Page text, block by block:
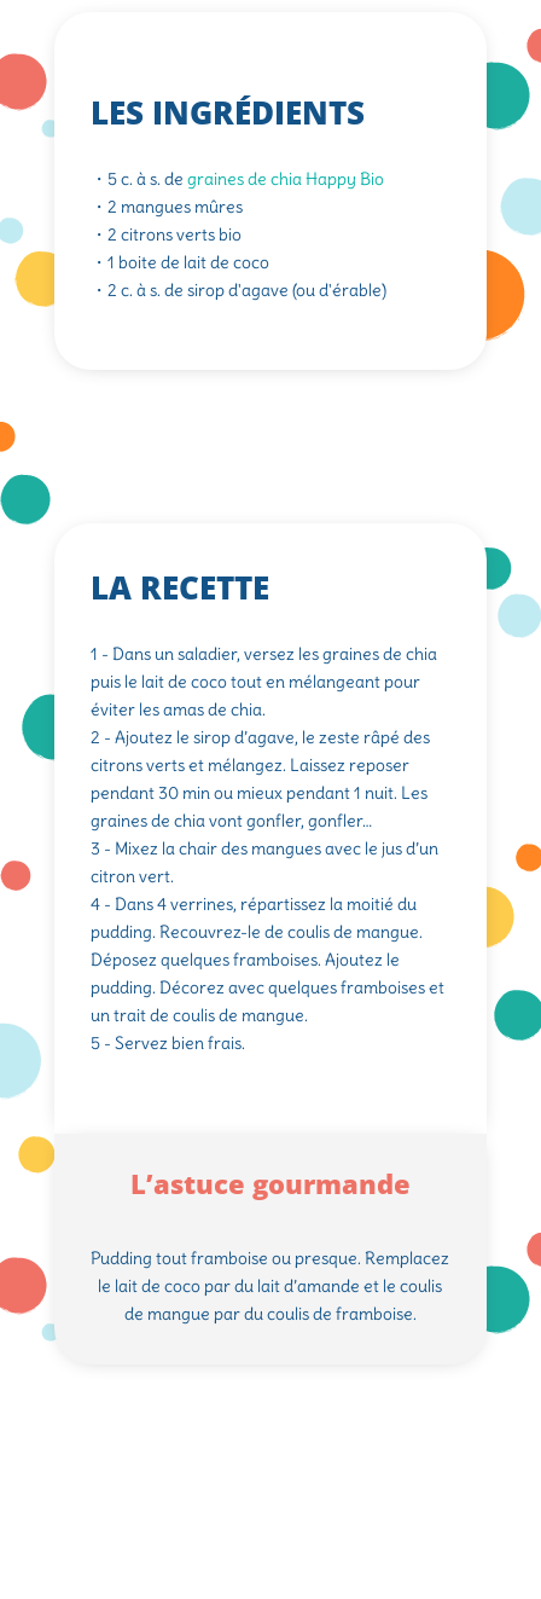
LES INGRÉDIENTS
・5 c. à s. de graines de chia Happy Bio
・2 mangues mûres
・2 citrons verts bio
・1 boite de lait de coco
・2 c. à s. de sirop d'agave (ou d'érable)
LA RECETTE
1 - Dans un saladier, versez les graines de chia
puis le lait de coco tout en mélangeant pour
éviter les amas de chia.
2 - Ajoutez le sirop d’agave, le zeste râpé des
citrons verts et mélangez. Laissez reposer
pendant 30 min ou mieux pendant 1 nuit. Les
graines de chia vont gonfler, gonfler…
3 - Mixez la chair des mangues avec le jus d’un
citron vert.
4 - Dans 4 verrines, répartissez la moitié du
pudding. Recouvrez-le de coulis de mangue.
Déposez quelques framboises. Ajoutez le
pudding. Décorez avec quelques framboises et
un trait de coulis de mangue.
5 - Servez bien frais.
L’astuce gourmande
Pudding tout framboise ou presque. Remplacez
le lait de coco par du lait d’amande et le coulis
de mangue par du coulis de framboise.